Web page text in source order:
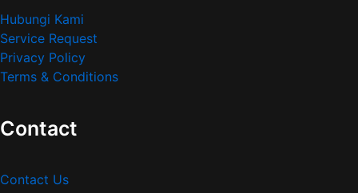
Hubungi Kami
Service Request
Privacy Policy
Terms & Conditions
Contact
Contact Us